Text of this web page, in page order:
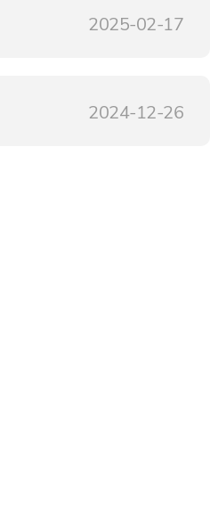
2025-02-17
2024-12-26